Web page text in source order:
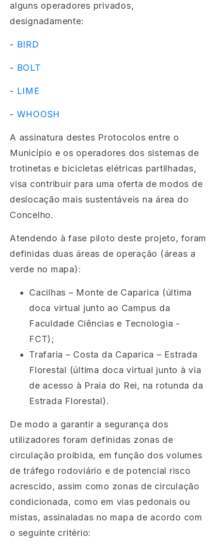
alguns operadores privados,
designadamente:
- BIRD
- BOLT
- LIME
- WHOOSH
A assinatura destes Protocolos entre o
Município e os operadores dos sistemas de
trotinetas e bicicletas elétricas partilhadas,
visa contribuir para uma oferta de modos de
deslocação mais sustentáveis na área do
Concelho.
Atendendo à fase piloto deste projeto, foram
definidas duas áreas de operação (áreas a
verde no mapa):
Cacilhas – Monte de Caparica (última
doca virtual junto ao Campus da
Faculdade Ciências e Tecnologia -
FCT);
Trafaria – Costa da Caparica – Estrada
Florestal (última doca virtual junto à via
de acesso à Praia do Rei, na rotunda da
Estrada Florestal).
De modo a garantir a segurança dos
utilizadores foram definidas zonas de
circulação proibida, em função dos volumes
de tráfego rodoviário e de potencial risco
acrescido, assim como zonas de circulação
condicionada, como em vias pedonais ou
mistas, assinaladas no mapa de acordo com
o seguinte critério: